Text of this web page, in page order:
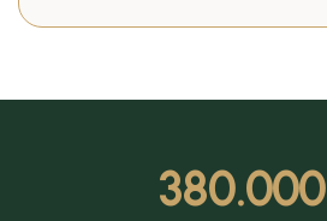
380.000